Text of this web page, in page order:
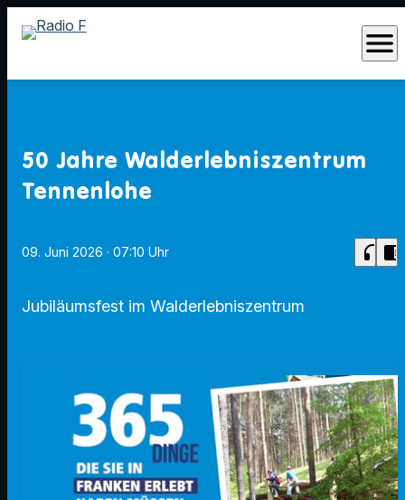
menu
50 Jahre Walderlebniszentrum
Tennenlohe
09. Juni 2026 · 07:10 Uhr headphones chrome_reader_mode
Jubiläumsfest im Walderlebniszentrum